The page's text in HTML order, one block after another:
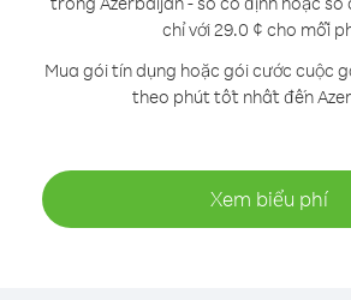
chỉ với 29.0 ¢ cho mỗi
Mua gói tín dụng hoặc gói cước cuộc
theo phút tốt nhất đến
Xem biểu phí